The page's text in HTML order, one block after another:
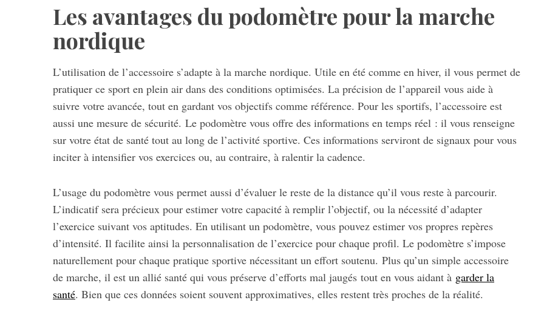
Les avantages du podomètre pour la marche
nordique
L’utilisation de l’accessoire s’adapte à la marche nordique. Utile en été comme en hiver, il vous permet de
pratiquer ce sport en plein air dans des conditions optimisées. La précision de l’appareil vous aide à
suivre votre avancée, tout en gardant vos objectifs comme référence. Pour les sportifs, l’accessoire est
aussi une mesure de sécurité. Le podomètre vous offre des informations en temps réel : il vous renseigne
sur votre état de santé tout au long de l’activité sportive. Ces informations serviront de signaux pour vous
inciter à intensifier vos exercices ou, au contraire, à ralentir la cadence.
L’usage du podomètre vous permet aussi d’évaluer le reste de la distance qu’il vous reste à parcourir.
L’indicatif sera précieux pour estimer votre capacité à remplir l’objectif, ou la nécessité d’adapter
l’exercice suivant vos aptitudes. En utilisant un podomètre, vous pouvez estimer vos propres repères
d’intensité. Il facilite ainsi la personnalisation de l’exercice pour chaque profil. Le podomètre s’impose
naturellement pour chaque pratique sportive nécessitant un effort soutenu. Plus qu’un simple accessoire
de marche, il est un allié santé qui vous préserve d’efforts mal jaugés tout en vous aidant à garder la
santé. Bien que ces données soient souvent approximatives, elles restent très proches de la réalité.